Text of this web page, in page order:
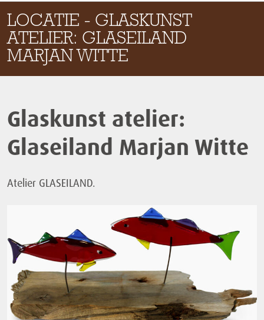
LOCATIE - GLASKUNST
ATELIER: GLASEILAND
MARJAN WITTE
Glaskunst atelier:
Glaseiland Marjan Witte
Atelier GLASEILAND.